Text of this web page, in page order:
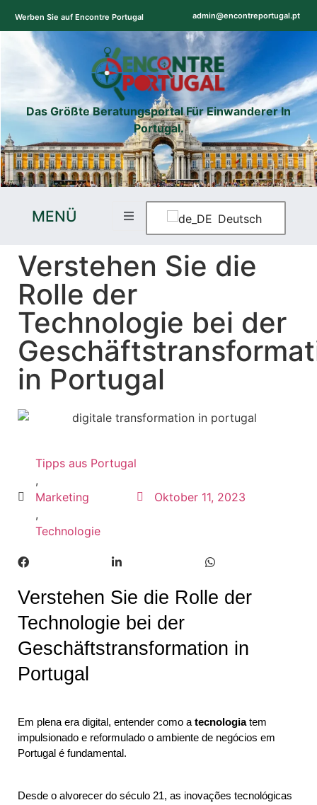
Werben Sie auf Encontre Portugal admin@encontreportugal.pt
Das Größte Beratungsportal Für Einwanderer In
Portugal.
MENÜ Deutsch
Verstehen Sie die
Rolle der
Technologie bei der
in Portugal
Tipps aus Portugal
,
Marketing
,
Technologie
Oktober 11, 2023
Verstehen Sie die Rolle der
Technologie bei der
Geschäftstransformation in
Portugal
Em plena era digital, entender como a tecnologia tem
impulsionado e reformulado o ambiente de negócios em
Portugal é fundamental.
Desde o alvorecer do século 21, as inovações tecnológicas